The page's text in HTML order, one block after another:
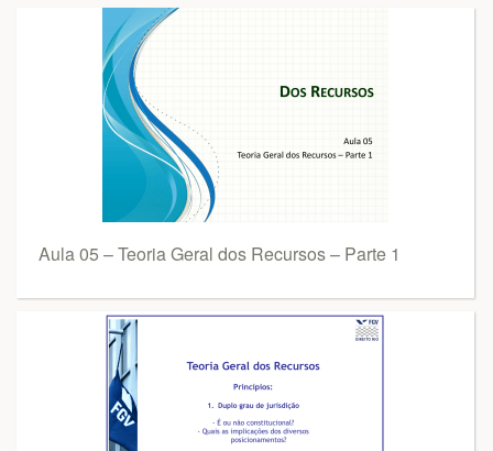
Aula 05 – Teoria Geral dos Recursos – Parte 1